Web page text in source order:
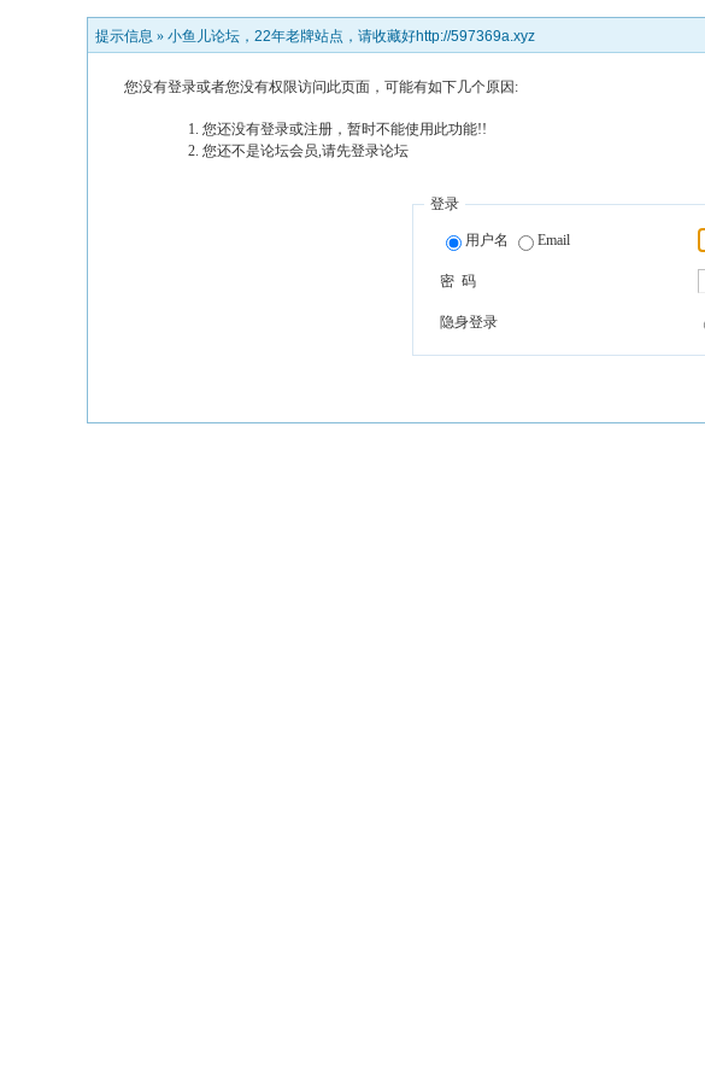
提示信息 » 小鱼儿论坛，22年老牌站点，请收藏好http://597369a.xyz
您没有登录或者您没有权限访问此页面，可能有如下几个原因:
您还没有登录或注册，暂时不能使用此功能!!
您还不是论坛会员,请先登录论坛
登录
用户名 Email
密 码
隐身登录